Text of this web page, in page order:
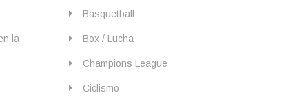
la
Basquetball
Box / Lucha
Champions League
Ciclismo